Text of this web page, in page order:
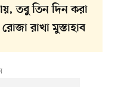
তবু তিন দিন করা
রাখা মুস্তাহাব